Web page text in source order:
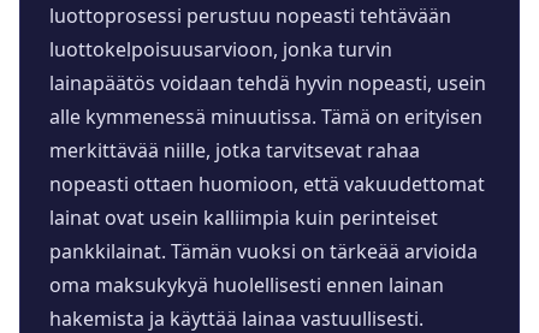
luottoprosessi perustuu nopeasti tehtävään
luottokelpoisuusarvioon, jonka turvin
lainapäätös voidaan tehdä hyvin nopeasti, usein
alle kymmenessä minuutissa. Tämä on erityisen
merkittävää niille, jotka tarvitsevat rahaa
nopeasti ottaen huomioon, että vakuudettomat
lainat ovat usein kalliimpia kuin perinteiset
pankkilainat. Tämän vuoksi on tärkeää arvioida
oma maksukykyä huolellisesti ennen lainan
hakemista ja käyttää lainaa vastuullisesti.